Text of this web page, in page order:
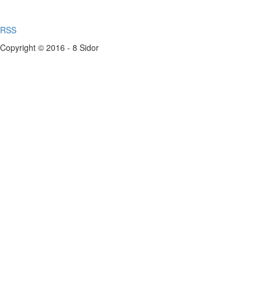
RSS
Copyright © 2016 - 8 Sidor